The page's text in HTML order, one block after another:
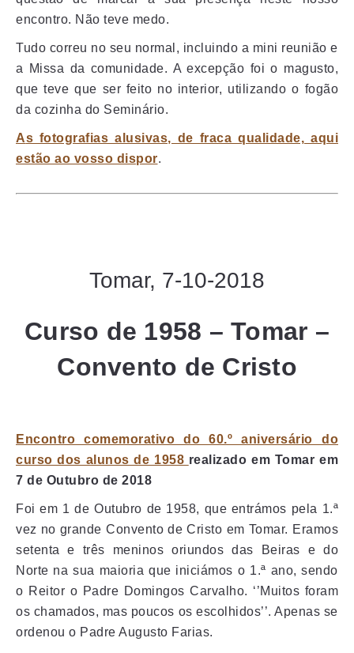
encontro. Não teve medo.
Tudo correu no seu normal, incluindo a mini reunião e
a Missa da comunidade. A excepção foi o magusto,
que teve que ser feito no interior, utilizando o fogão
da cozinha do Seminário.
As fotografias alusivas, de fraca qualidade, aqui
estão ao vosso dispor.
Tomar, 7-10-2018
Curso de 1958 – Tomar –
Convento de Cristo
Encontro comemorativo do 60.º aniversário do
curso dos alunos de 1958 realizado em Tomar em
7 de Outubro de 2018
Foi em 1 de Outubro de 1958, que entrámos pela 1.ª
vez no grande Convento de Cristo em Tomar. Eramos
setenta e três meninos oriundos das Beiras e do
Norte na sua maioria que iniciámos o 1.ª ano, sendo
o Reitor o Padre Domingos Carvalho. ‘’Muitos foram
os chamados, mas poucos os escolhidos’’. Apenas se
ordenou o Padre Augusto Farias.